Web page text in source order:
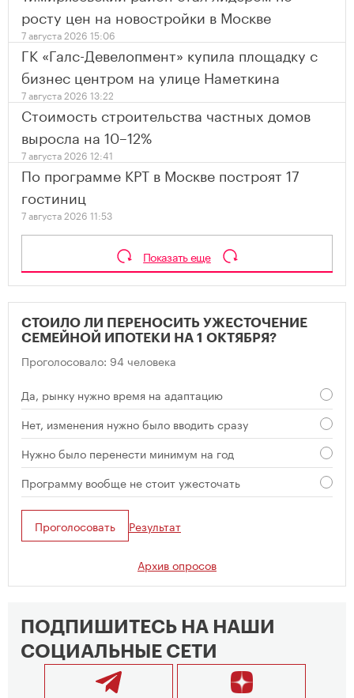
росту цен на новостройки в Москве
7 августа 2026 15:06
ГК «Галс-Девелопмент» купила площадку с
бизнес центром на улице Наметкина
7 августа 2026 13:22
Стоимость строительства частных домов
выросла на 10–12%
7 августа 2026 12:41
По программе КРТ в Москве построят 17
гостиниц
7 августа 2026 11:53
Показать еще
СТОИЛО ЛИ ПЕРЕНОСИТЬ УЖЕСТОЧЕНИЕ
СЕМЕЙНОЙ ИПОТЕКИ НА 1 ОКТЯБРЯ?
Проголосовало: 94 человека
Да, рынку нужно время на адаптацию
Нет, изменения нужно было вводить сразу
Нужно было перенести минимум на год
Программу вообще не стоит ужесточать
Проголосовать Результат
Архив опросов
ПОДПИШИТЕСЬ НА НАШИ
СОЦИАЛЬНЫЕ СЕТИ